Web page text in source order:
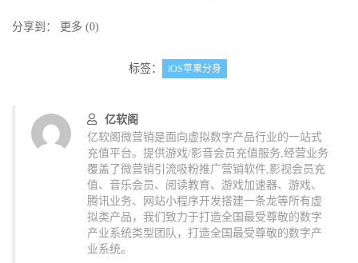
分享到： 更多 (0)
标签： iOS苹果分身
亿软阁
亿软阁微营销是面向虚拟数字产品行业的一站式
充值平台。提供游戏/影音会员充值服务,经营业务
覆盖了微营销引流吸粉推广营销软件,影视会员充
值、音乐会员、阅读教育、游戏加速器、游戏、
腾讯业务、网站小程序开发搭建一条龙等所有虚
拟类产品，我们致力于打造全国最受尊敬的数字
产业系统类型团队，打造全国最受尊敬的数字产
业系统。